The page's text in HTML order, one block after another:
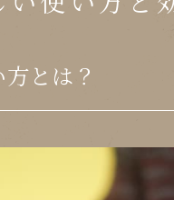
とは？